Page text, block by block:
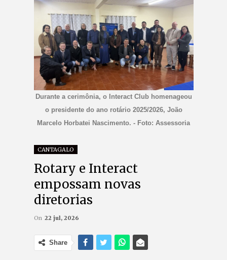
Durante a cerimônia, o Interact Club homenageou
o presidente do ano rotário 2025/2026, João
Marcelo Horbatei Nascimento. - Foto: Assessoria
CANTAGALO
Rotary e Interact
empossam novas
diretorias
On 22 jul, 2026
Share